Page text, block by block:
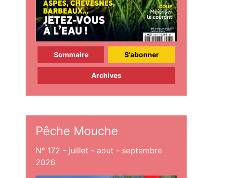
Sommaire S'abonner
Archives
Pêche Mouche
N° 172 - juillet - aout - septembre
2026